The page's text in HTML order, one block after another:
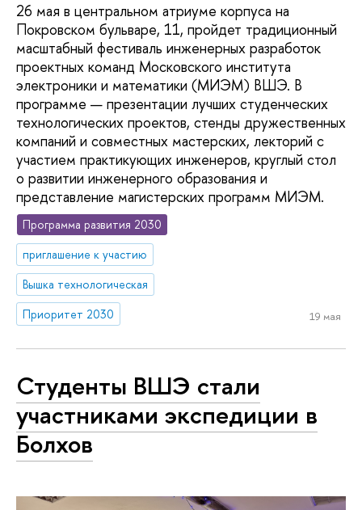
26 мая в центральном атриуме корпуса на
Покровском бульваре, 11, пройдет традиционный
масштабный фестиваль инженерных разработок
проектных команд Московского института
электроники и математики (МИЭМ) ВШЭ. В
программе — презентации лучших студенческих
технологических проектов, стенды дружественных
компаний и совместных мастерских, лекторий с
участием практикующих инженеров, круглый стол
о развитии инженерного образования и
представление магистерских программ МИЭМ.
Программа развития 2030
приглашение к участию
Вышка технологическая
Приоритет 2030
19 мая
Студенты ВШЭ стали
участниками экспедиции в
Болхов